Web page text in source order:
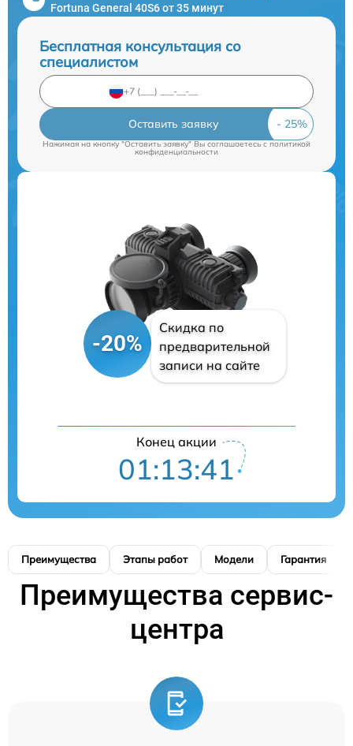
Fortuna General 40S6 от 35 минут
Бесплатная консультация со
специалистом
Оставить заявку
Нажимая на кнопку "Оставить заявку" Вы соглашаетесь cполитикой
конфиденциальности
-20%
Скидка по
предварительной
записи на сайте
Конец акции
01:13:40
Преимущества Этапы работ Модели Гарантия
Преимущества сервис-
центра